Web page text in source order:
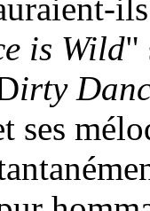
is Wild"
irty
ses